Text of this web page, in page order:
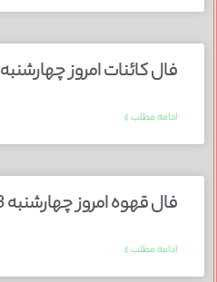
فال کائنات امروز چهارشنبه 3 دی 1404
ادامه مطلب »
فال قهوه امروز چهارشنبه 3 دی 1404
ادامه مطلب »